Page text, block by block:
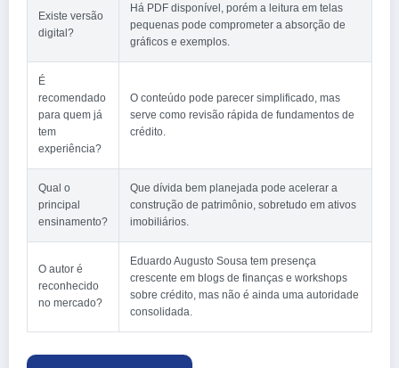
Existe versão
digital?
Há PDF disponível, porém a leitura em telas
pequenas pode comprometer a absorção de
gráficos e exemplos.
É
recomendado
para quem já
tem
experiência?
O conteúdo pode parecer simplificado, mas
serve como revisão rápida de fundamentos de
crédito.
Qual o
principal
ensinamento?
Que dívida bem planejada pode acelerar a
construção de patrimônio, sobretudo em ativos
imobiliários.
O autor é
reconhecido
no mercado?
Eduardo Augusto Sousa tem presença
crescente em blogs de finanças e workshops
sobre crédito, mas não é ainda uma autoridade
consolidada.